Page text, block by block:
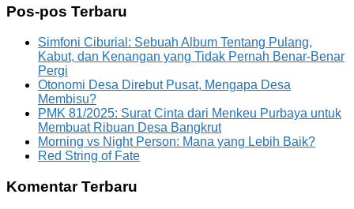
Pos-pos Terbaru
Simfoni Ciburial: Sebuah Album Tentang Pulang,
Kabut, dan Kenangan yang Tidak Pernah Benar-Benar
Pergi
Otonomi Desa Direbut Pusat, Mengapa Desa
Membisu?
PMK 81/2025: Surat Cinta dari Menkeu Purbaya untuk
Membuat Ribuan Desa Bangkrut
Morning vs Night Person: Mana yang Lebih Baik?
Red String of Fate
Komentar Terbaru